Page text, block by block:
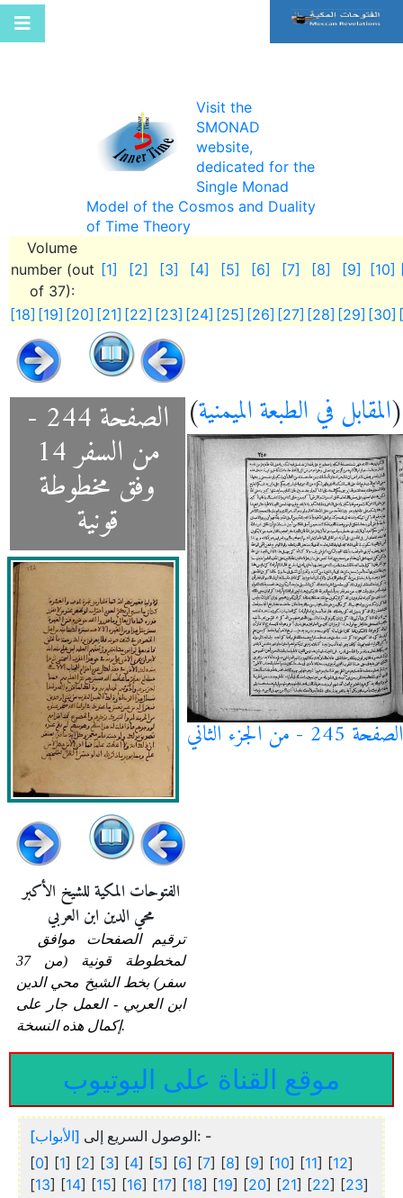
Visit the
SMONAD
website,
dedicated for the
Single Monad
Model of the Cosmos and Duality
of Time Theory
Volume
number (out
of 37):
[1] [2] [3] [4] [5] [6] [7] [8] [9] [10]
[18] [19] [20] [21] [22] [23] [24] [25] [26] [27] [28] [29] [30]
الصفحة 244 -
من السفر 14
وفق مخطوطة
قونية
(المقابل في الطبعة الميمنية)
الصفحة 245 - من الجزء الثاني
الفتوحات المكية للشيخ الأكبر
محي الدين ابن العربي
ترقيم الصفحات موافق
لمخطوطة قونية (من 37
سفر) بخط الشيخ محي الدين
ابن العربي - العمل جار على
إكمال هذه النسخة.
موقع القناة على اليوتيوب
الوصول السريع إلى [الأبواب]
: -
[0] [1] [2] [3] [4] [5] [6] [7] [8] [9] [10] [11] [12]
[13] [14] [15] [16] [17] [18] [19] [20] [21] [22] [23]